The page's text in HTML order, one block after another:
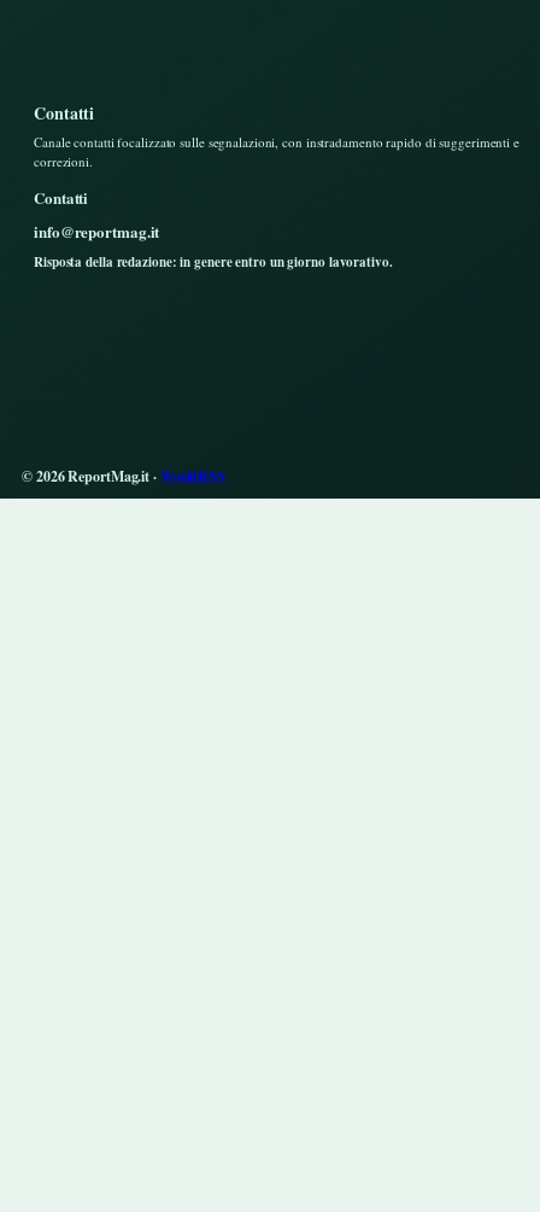
Contatti
Canale contatti focalizzato sulle segnalazioni, con instradamento rapido di suggerimenti e
correzioni.
Contatti
info@reportmag.it
Risposta della redazione: in genere entro un giorno lavorativo.
© 2026 ReportMag.it ·WorldRSS